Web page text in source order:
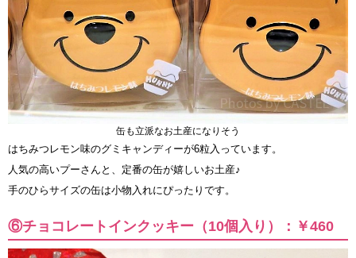
缶も立派なお土産になりそう
はちみつレモン味のグミキャンディーが6粒入っています。
人気の高いプーさんと、定番の缶が嬉しいお土産♪
手のひらサイズの缶は小物入れにぴったりです。
⑥チョコレートインクッキー（10個入り）：￥460